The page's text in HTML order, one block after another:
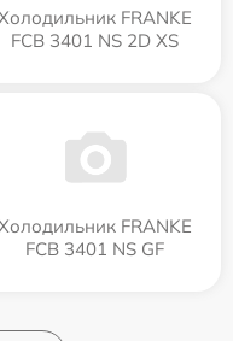
FRANKE
FCB 3401 NS 2D XS
FRANKE
FCB 3401 NS GF